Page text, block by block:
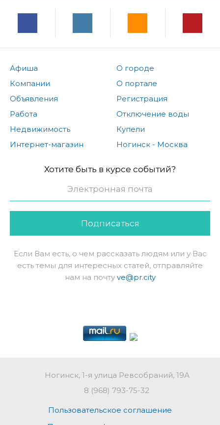
Афиша
Компании
Объявления
Работа
Недвижимость
Интернет-магазин
О городе
О портале
Регистрация
Отключение воды
Купели
Ногинск - Москва
Хотите быть в курсе событий?
Подписаться
Если Вам есть, о чем рассказать людям или у Вас
есть темы для интересных статей, отправляйте
нам на почту ve@pr.city
Ногинск, 1-я улица Ревсобраний, 19А
8 (968) 793-75-32
Пользовательское соглашение